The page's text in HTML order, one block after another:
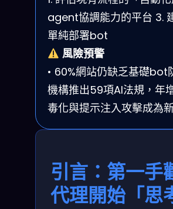
agent協調能力的平台 3.
單純部署bot
風險預警
• 60%網站仍缺乏基礎bot
機構推出59項AI法規，年
毒化與提示注入攻擊成為
引言：第一
代理開始「思